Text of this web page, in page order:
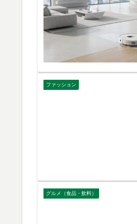
ファッション
グルメ（食品・飲料）